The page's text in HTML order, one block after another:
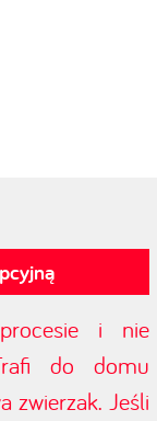
i nie
do domu
zwierzak. Jeśli